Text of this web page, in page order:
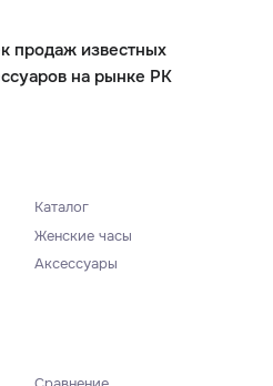
продаж известных
на рынке РК
Каталог
Женские часы
Аксессуары